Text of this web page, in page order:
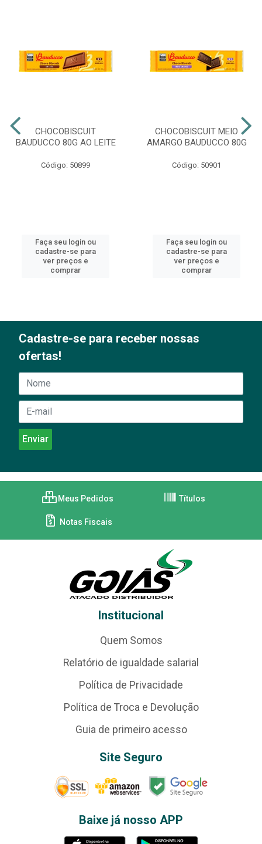
CHOCOBISCUIT
BAUDUCCO 80G AO LEITE
Código: 50899
Faça seu login ou
cadastre-se para
ver preços e
comprar
CHOCOBISCUIT MEIO
AMARGO BAUDUCCO 80G
Código: 50901
Faça seu login ou
cadastre-se para
ver preços e
comprar
Cadastre-se para receber nossas
ofertas!
Meus Pedidos Títulos
Notas Fiscais
Institucional
Quem Somos
Relatório de igualdade salarial
Política de Privacidade
Política de Troca e Devolução
Guia de primeiro acesso
Site Seguro
Baixe já nosso APP